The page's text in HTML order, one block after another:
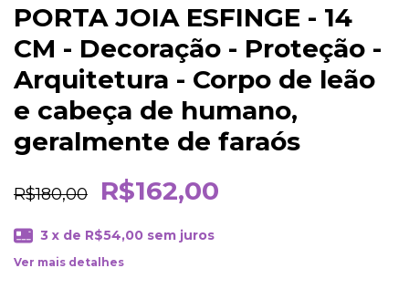
PORTA JOIA ESFINGE - 14
CM - Decoração - Proteção -
Arquitetura - Corpo de leão
e cabeça de humano,
geralmente de faraós
R$180,00 R$162,00
3 x de R$54,00 sem juros
Ver mais detalhes